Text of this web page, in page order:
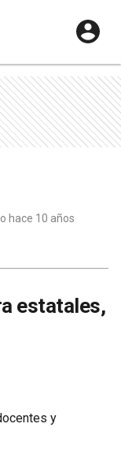
hace 10 años
estatales,